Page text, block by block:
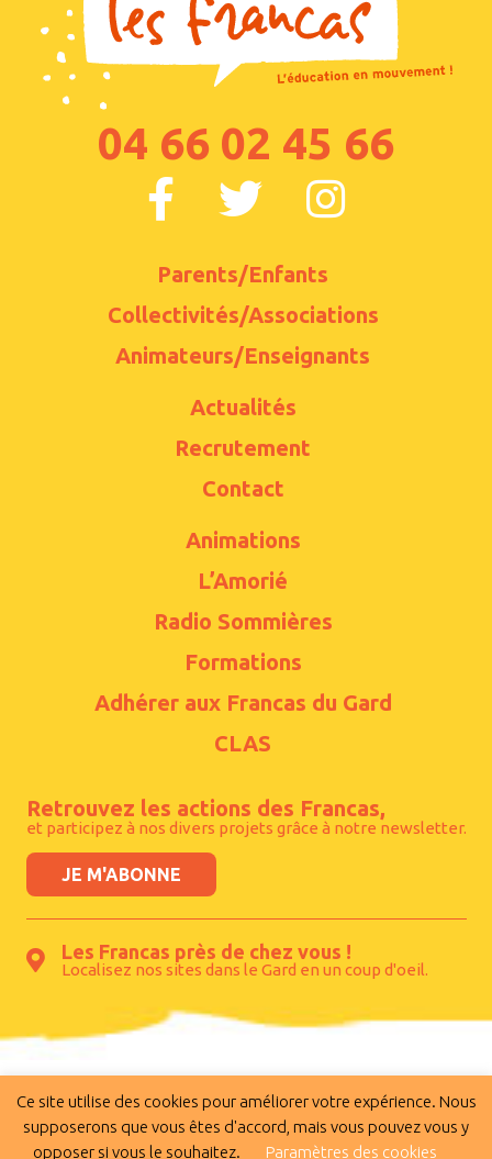
04 66 02 45 66
Parents/Enfants
Collectivités/Associations
Animateurs/Enseignants
Actualités
Recrutement
Contact
Animations
L’Amorié
Radio Sommières
Formations
Adhérer aux Francas du Gard
CLAS
Retrouvez les actions des Francas,
et participez à nos divers projets grâce à notre newsletter.
JE M'ABONNE
Les Francas près de chez vous !
Localisez nos sites dans le Gard en un coup d'oeil.
Ce site utilise des cookies pour améliorer votre expérience. Nous
supposerons que vous êtes d'accord, mais vous pouvez vous y
opposer si vous le souhaitez.
Paramètres des cookies
Les Francas du Gard - 165 rue Philippe Maupas
- l’Altis - 30900 Nîmes